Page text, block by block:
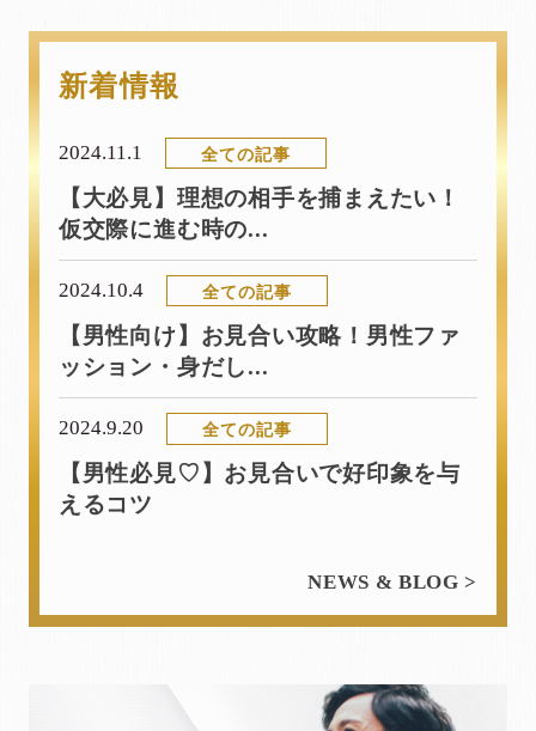
新着情報
2024.11.1 全ての記事
【大必見】理想の相手を捕まえたい！
仮交際に進む時の...
2024.10.4 全ての記事
【男性向け】お見合い攻略！男性ファ
ッション・身だし...
2024.9.20 全ての記事
【男性必見♡】お見合いで好印象を与
えるコツ
NEWS & BLOG >